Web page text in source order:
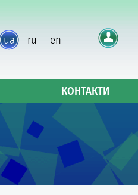
ua ru en
КОНТАКТИ